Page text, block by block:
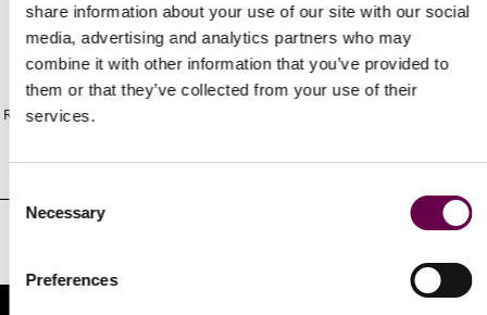
share information about your use of our site with our social
media, advertising and analytics partners who may
combine it with other information that you’ve provided to
them or that they’ve collected from your use of their
services.
Selection
Necessary
Preferences
Newsletter
Ricevi gli ultimi aggiornamenti sui nuovi prodotti e sulle prossime offerte
Indirizzo
mail